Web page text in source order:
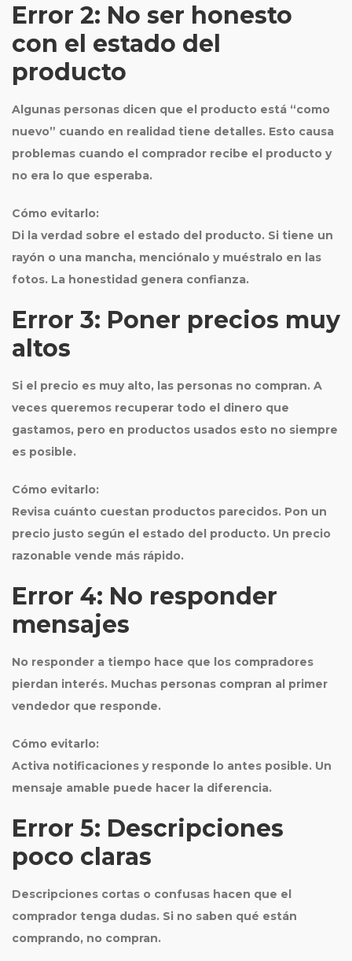
Error 2: No ser honesto
con el estado del
producto
Algunas personas dicen que el producto está “como
nuevo” cuando en realidad tiene detalles. Esto causa
problemas cuando el comprador recibe el producto y
no era lo que esperaba.
Cómo evitarlo:
Di la verdad sobre el estado del producto. Si tiene un
rayón o una mancha, menciónalo y muéstralo en las
fotos. La honestidad genera confianza.
Error 3: Poner precios muy
altos
Si el precio es muy alto, las personas no compran. A
veces queremos recuperar todo el dinero que
gastamos, pero en productos usados esto no siempre
es posible.
Cómo evitarlo:
Revisa cuánto cuestan productos parecidos. Pon un
precio justo según el estado del producto. Un precio
razonable vende más rápido.
Error 4: No responder
mensajes
No responder a tiempo hace que los compradores
pierdan interés. Muchas personas compran al primer
vendedor que responde.
Cómo evitarlo:
Activa notificaciones y responde lo antes posible. Un
mensaje amable puede hacer la diferencia.
Error 5: Descripciones
poco claras
Descripciones cortas o confusas hacen que el
comprador tenga dudas. Si no saben qué están
comprando, no compran.